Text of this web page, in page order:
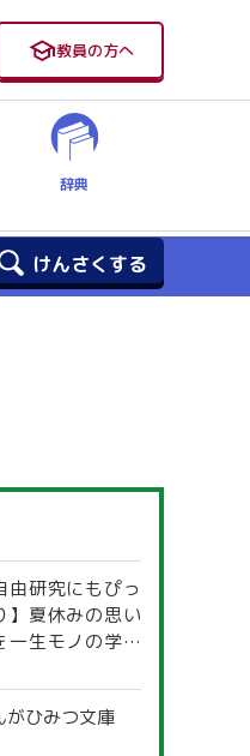
教員の方へ
辞典
由研究にもぴっ
】夏休みの思い
一生モノの学び
ガイド
がひみつ文庫